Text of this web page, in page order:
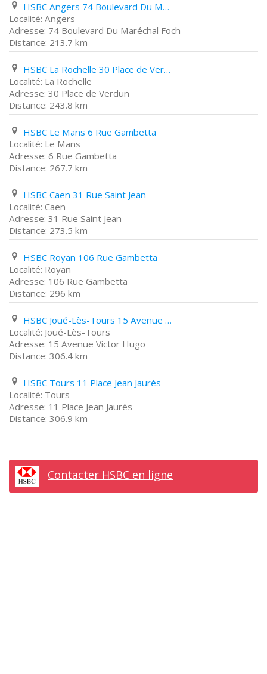
HSBC Angers 74 Boulevard Du Maréchal Foch
Angers
74 Boulevard Du Maréchal Foch
213.7 km
HSBC La Rochelle 30 Place de Verdun
La Rochelle
30 Place de Verdun
243.8 km
HSBC Le Mans 6 Rue Gambetta
Le Mans
6 Rue Gambetta
267.7 km
HSBC Caen 31 Rue Saint Jean
Caen
31 Rue Saint Jean
273.5 km
HSBC Royan 106 Rue Gambetta
Royan
106 Rue Gambetta
296 km
HSBC Joué-Lès-Tours 15 Avenue Victor Hugo
Joué-Lès-Tours
15 Avenue Victor Hugo
306.4 km
HSBC Tours 11 Place Jean Jaurès
Tours
11 Place Jean Jaurès
306.9 km
Contacter HSBC en ligne